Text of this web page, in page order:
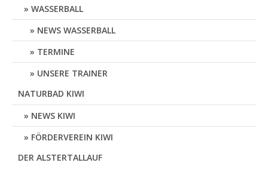
WASSERBALL
NEWS WASSERBALL
TERMINE
UNSERE TRAINER
NATURBAD KIWI
NEWS KIWI
FÖRDERVEREIN KIWI
DER ALSTERTALLAUF